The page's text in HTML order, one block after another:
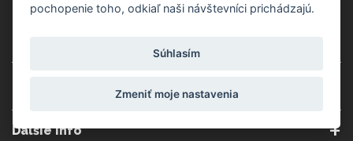
99%
zákazníkov odporúča podľa dotazníka
Ďalšie info
pochopenie toho, odkiaľ naši návštevníci prichádzajú.
Súhlasím
Zmeniť moje nastavenia